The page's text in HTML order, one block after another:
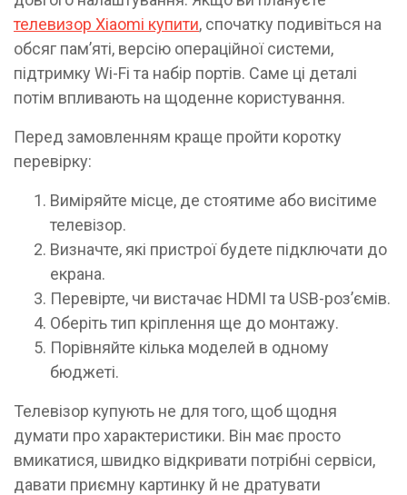
телевизор Xiaomi купити, спочатку подивіться на
обсяг пам’яті, версію операційної системи,
підтримку Wi-Fi та набір портів. Саме ці деталі
потім впливають на щоденне користування.
Перед замовленням краще пройти коротку
перевірку:
Виміряйте місце, де стоятиме або висітиме
телевізор.
Визначте, які пристрої будете підключати до
екрана.
Перевірте, чи вистачає HDMI та USB-роз’ємів.
Оберіть тип кріплення ще до монтажу.
Порівняйте кілька моделей в одному
бюджеті.
Телевізор купують не для того, щоб щодня
думати про характеристики. Він має просто
вмикатися, швидко відкривати потрібні сервіси,
давати приємну картинку й не дратувати